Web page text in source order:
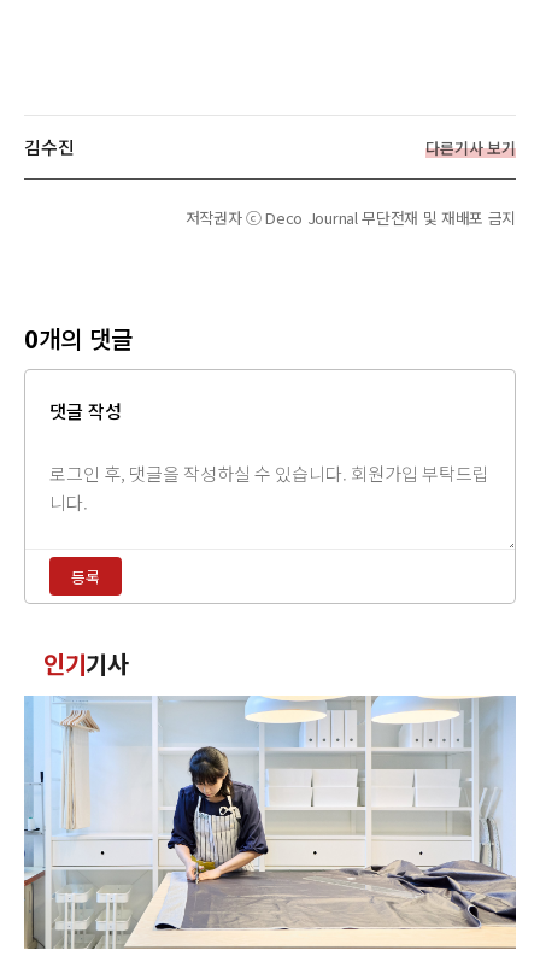
김수진 다른기사 보기
저작권자 ⓒ Deco Journal 무단전재 및 재배포 금지
0개의 댓글
댓글 작성
력
등록
글
인기기사